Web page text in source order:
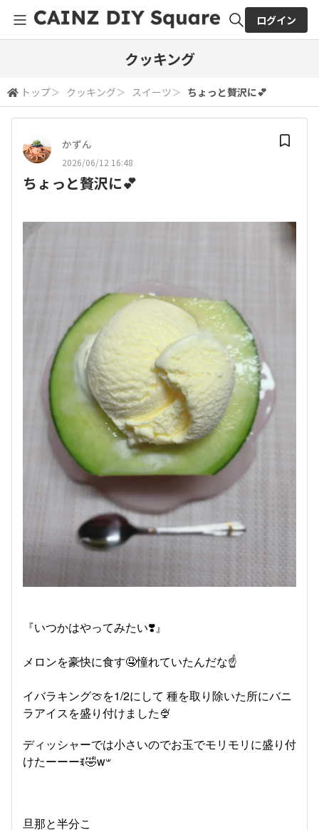
検索
ログイン
クッキング
トップ＞ クッキング＞ スイーツ＞ ちょっと贅沢に💕
かずん
2026/06/12 16:48
ちょっと贅沢に💕
『いつかはやってみたい❣️』
メロンを豪快に食す🤤憧れていたんだな☝️
イバラキング🍈を1/2にして 種を取り除いた所にバニ
ラアイスを盛り付けました🍨
ディッシャーでは小さいのでお玉でモリモリに盛り付
けたーーーꉂ🤣w‪𐤔
旦那と半分こ